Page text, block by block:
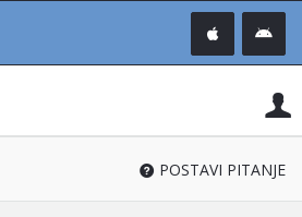
®
POSTAVI PITANJE